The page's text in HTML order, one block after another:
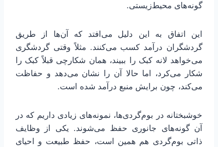
گونه‌های محیط‌زیستی.
این اتفاق به این دلیل می‌افتد که آن‌ها از طریق
گردشگران درآمد کسب می‌کنند. مثلاً وقتی گردشگری
می‌خواهد لانه کبک را ببیند، همان شکارچی قبلاً کبک را
شکار می‌کرد، اما حالا آن را نشان می‌دهد و حفاظت
می‌کند، چون برایش منبع درآمد شده است.
خوشبختانه در بوم‌گردی‌ها، نمونه‌های زیادی داریم که در
آن گونه‌های جانوری حفظ می‌شوند. یکی از وظایف
ذاتی بوم‌گردی هم همین است، حفظ طبیعت و احیای